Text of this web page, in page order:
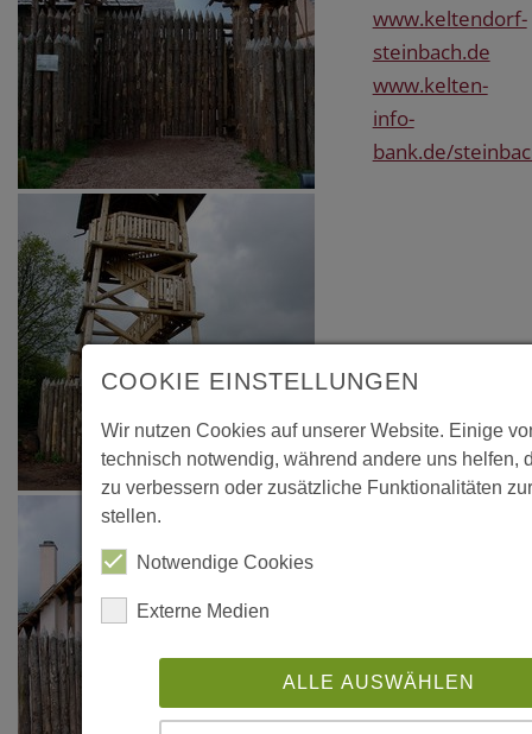
www.keltendorf-
steinbach.de
www.kelten-
info-
bank.de/
COOKIE EINSTELLUNGEN
Wir nutzen Cookies auf unserer Website. Einige
technisch notwendig, während andere uns helfen,
zu verbessern oder zusätzliche Funktionalitäten
stellen.
Notwendige Cookies
Externe Medien
ALLE AUSWÄHLEN